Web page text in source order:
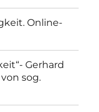
Online-
Gerhard
sog.